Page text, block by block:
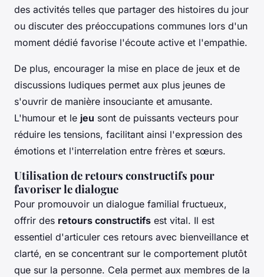
des activités telles que partager des histoires du jour
ou discuter des préoccupations communes lors d'un
moment dédié favorise l'écoute active et l'empathie.
De plus, encourager la mise en place de jeux et de
discussions ludiques permet aux plus jeunes de
s'ouvrir de manière insouciante et amusante.
L'humour et le jeu sont de puissants vecteurs pour
réduire les tensions, facilitant ainsi l'expression des
émotions et l'interrelation entre frères et sœurs.
Utilisation de retours constructifs pour
favoriser le dialogue
Pour promouvoir un dialogue familial fructueux,
offrir des retours constructifs est vital. Il est
essentiel d'articuler ces retours avec bienveillance et
clarté, en se concentrant sur le comportement plutôt
que sur la personne. Cela permet aux membres de la